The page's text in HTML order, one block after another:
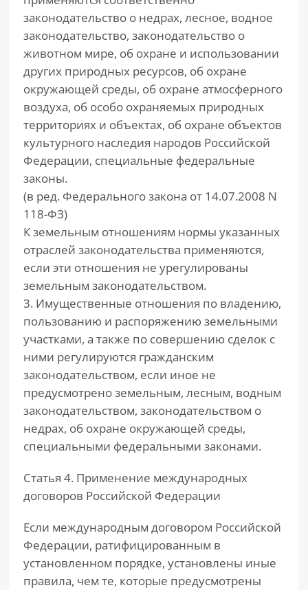
законодательство о недрах, лесное, водное
законодательство, законодательство о
животном мире, об охране и использовании
других природных ресурсов, об охране
окружающей среды, об охране атмосферного
воздуха, об особо охраняемых природных
территориях и объектах, об охране объектов
культурного наследия народов Российской
Федерации, специальные федеральные
законы.
(в ред. Федерального закона от 14.07.2008 N
118-ФЗ)
К земельным отношениям нормы указанных
отраслей законодательства применяются,
если эти отношения не урегулированы
земельным законодательством.
3. Имущественные отношения по владению,
пользованию и распоряжению земельными
участками, а также по совершению сделок с
ними регулируются гражданским
законодательством, если иное не
предусмотрено земельным, лесным, водным
законодательством, законодательством о
недрах, об охране окружающей среды,
специальными федеральными законами.
Статья 4. Применение международных
договоров Российской Федерации
Если международным договором Российской
Федерации, ратифицированным в
установленном порядке, установлены иные
правила, чем те, которые предусмотрены